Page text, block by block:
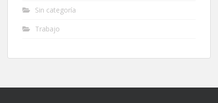
Sin categoría
Trabajo